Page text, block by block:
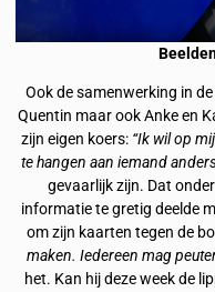
Ook de samenwerking in
Quentin maar ook Anke en
zijn eigen koers: “Ik wil op
te hangen aan iemand
gevaarlijk zijn. Dat
informatie te gretig deelde
om zijn kaarten tegen de
maken. Iedereen mag
het. Kan hij deze week de